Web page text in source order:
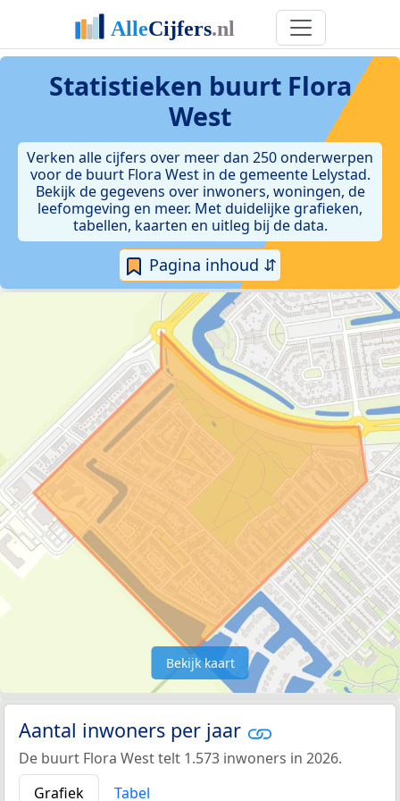
Statistieken buurt Flora
West
Verken alle cijfers over meer dan 250 onderwerpen
voor de buurt Flora West in de gemeente Lelystad.
Bekijk de gegevens over inwoners, woningen, de
leefomgeving en meer. Met duidelijke grafieken,
tabellen, kaarten en uitleg bij de data.
Pagina inhoud ⇵
Bekijk kaart
Aantal inwoners per jaar
De buurt Flora West telt 1.573 inwoners in 2026.
Grafiek
Tabel